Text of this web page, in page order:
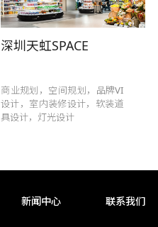
深圳天虹SPACE
商业规划，空间规划，品牌VI
设计，室内装修设计，软装道
具设计，灯光设计
新闻中心 联系我们